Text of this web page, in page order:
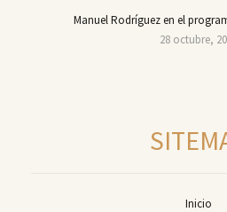
Manuel Rodríguez en el
28 octubre,
Inicio